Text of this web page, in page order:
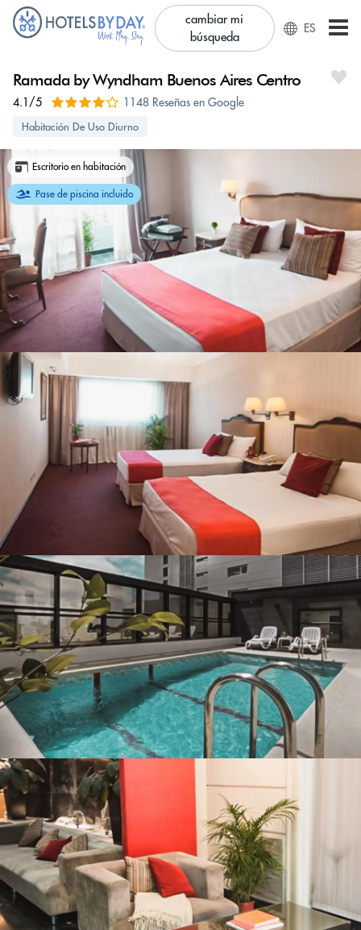
cambiar mi
búsqueda
ES
Ramada by Wyndham Buenos Aires Centro
4.1/5 1148 Reseñas en Google
Habitación De Uso Diurno
Escritorio en habitación
Pase de piscina incluido